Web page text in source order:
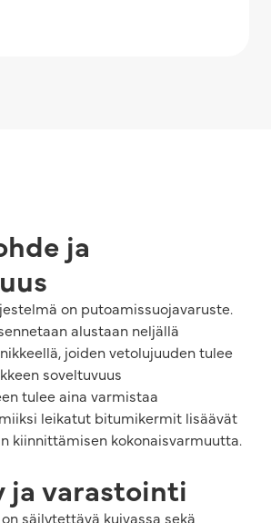
ja
on putoamissuojavaruste.
alustaan neljällä
joiden vetolujuuden tulee
soveltuvuus
tulee aina varmistaa
leikatut bitumikermit lisäävät
kiinnittämisen kokonaisvarmuutta.
ja varastointi
säilytettävä kuivassa sekä